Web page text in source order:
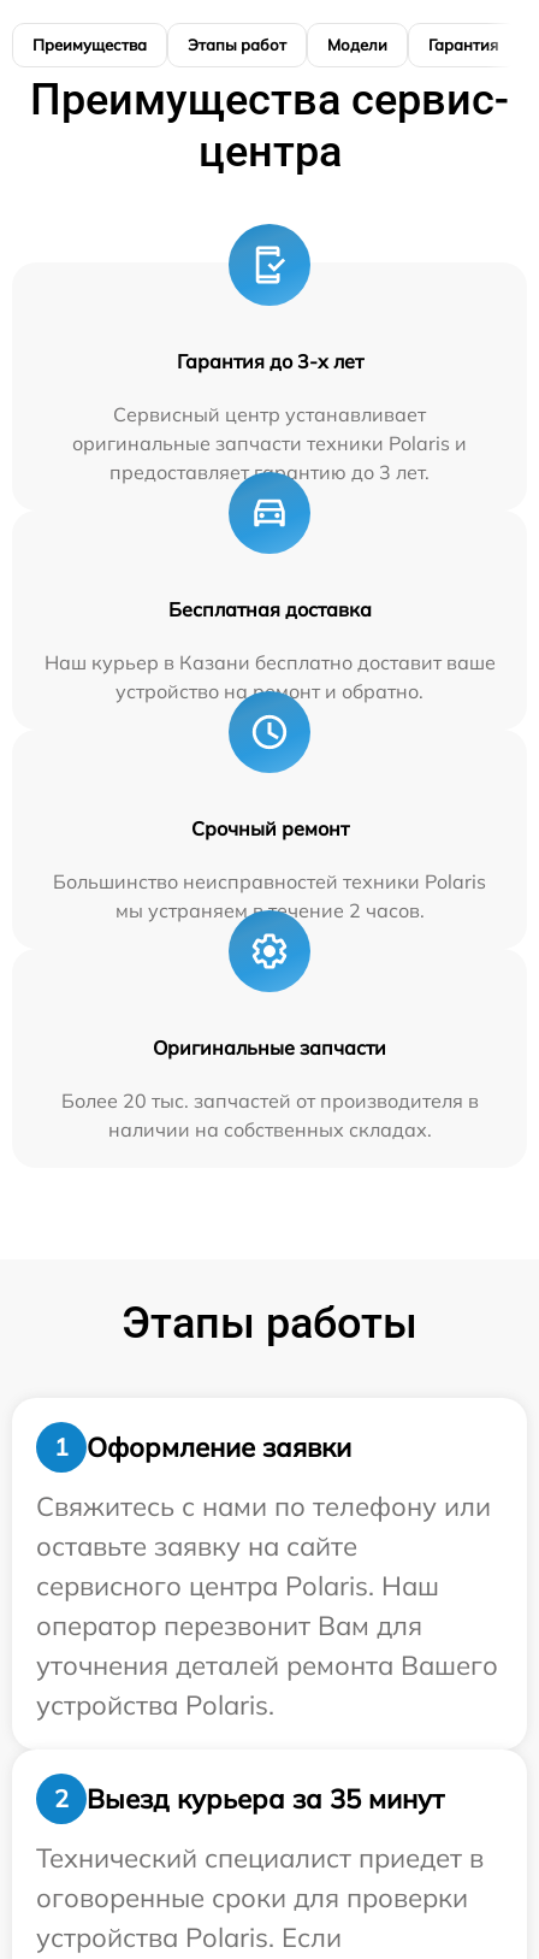
Преимущества Этапы работ Модели Гарантия
Преимущества сервис-
центра
Гарантия до 3-х лет
Сервисный центр устанавливает
оригинальные запчасти техники Polaris и
предоставляет гарантию до 3 лет.
Бесплатная доставка
Наш курьер в Казани бесплатно доставит ваше
устройство на ремонт и обратно.
Срочный ремонт
Большинство неисправностей техники Polaris
мы устраняем в течение 2 часов.
Оригинальные запчасти
Более 20 тыс. запчастей от производителя в
наличии на собственных складах.
Этапы работы
1
Оформление заявки
Свяжитесь с нами по телефону или
оставьте заявку на сайте
сервисного центра Polaris. Наш
оператор перезвонит Вам для
уточнения деталей ремонта Вашего
устройства Polaris.
2
Выезд курьера за 35 минут
Технический специалист приедет в
оговоренные сроки для проверки
устройства Polaris. Если